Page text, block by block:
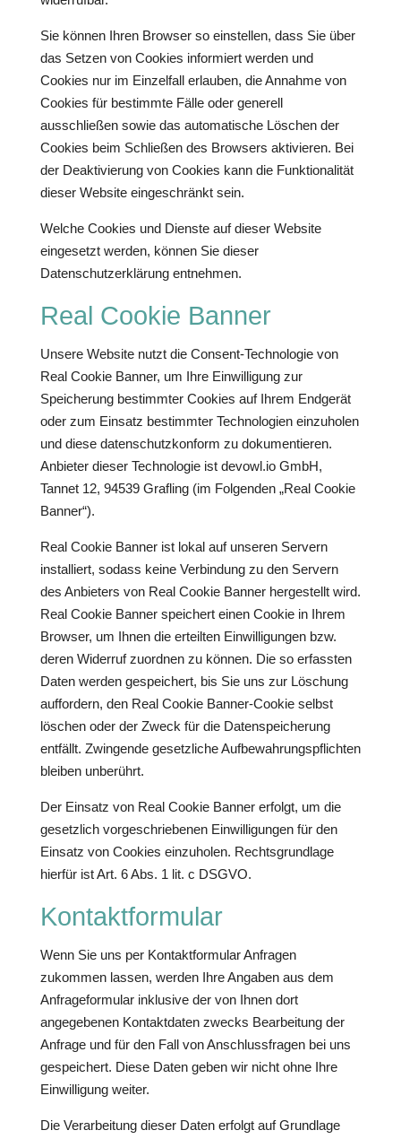
Sie können Ihren Browser so einstellen, dass Sie über
das Setzen von Cookies informiert werden und
Cookies nur im Einzelfall erlauben, die Annahme von
Cookies für bestimmte Fälle oder generell
ausschließen sowie das automatische Löschen der
Cookies beim Schließen des Browsers aktivieren. Bei
der Deaktivierung von Cookies kann die Funktionalität
dieser Website eingeschränkt sein.
Welche Cookies und Dienste auf dieser Website
eingesetzt werden, können Sie dieser
Datenschutzerklärung entnehmen.
Real Cookie Banner
Unsere Website nutzt die Consent-Technologie von
Real Cookie Banner, um Ihre Einwilligung zur
Speicherung bestimmter Cookies auf Ihrem Endgerät
oder zum Einsatz bestimmter Technologien einzuholen
und diese datenschutzkonform zu dokumentieren.
Anbieter dieser Technologie ist devowl.io GmbH,
Tannet 12, 94539 Grafling (im Folgenden „Real Cookie
Banner“).
Real Cookie Banner ist lokal auf unseren Servern
installiert, sodass keine Verbindung zu den Servern
des Anbieters von Real Cookie Banner hergestellt wird.
Real Cookie Banner speichert einen Cookie in Ihrem
Browser, um Ihnen die erteilten Einwilligungen bzw.
deren Widerruf zuordnen zu können. Die so erfassten
Daten werden gespeichert, bis Sie uns zur Löschung
auffordern, den Real Cookie Banner-Cookie selbst
löschen oder der Zweck für die Datenspeicherung
entfällt. Zwingende gesetzliche Aufbewahrungspflichten
bleiben unberührt.
Der Einsatz von Real Cookie Banner erfolgt, um die
gesetzlich vorgeschriebenen Einwilligungen für den
Einsatz von Cookies einzuholen. Rechtsgrundlage
hierfür ist Art. 6 Abs. 1 lit. c DSGVO.
Kontaktformular
Wenn Sie uns per Kontaktformular Anfragen
zukommen lassen, werden Ihre Angaben aus dem
Anfrageformular inklusive der von Ihnen dort
angegebenen Kontaktdaten zwecks Bearbeitung der
Anfrage und für den Fall von Anschlussfragen bei uns
gespeichert. Diese Daten geben wir nicht ohne Ihre
Einwilligung weiter.
Die Verarbeitung dieser Daten erfolgt auf Grundlage